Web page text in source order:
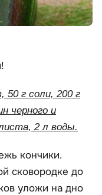
50 г соли, 200 г
черного и
2 л воды.
кончики.
сковородке до
уложи на дно